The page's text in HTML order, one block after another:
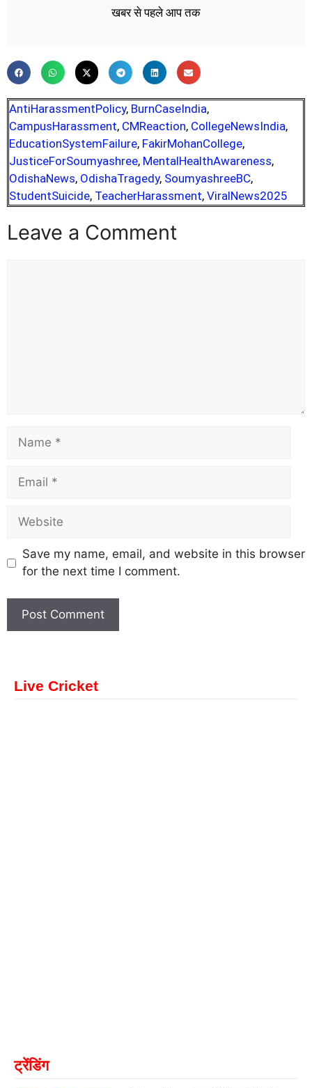
खबर से पहले आप तक
AntiHarassmentPolicy, BurnCaseIndia,
CampusHarassment, CMReaction, CollegeNewsIndia,
EducationSystemFailure, FakirMohanCollege,
JusticeForSoumyashree, MentalHealthAwareness,
OdishaNews, OdishaTragedy, SoumyashreeBC,
StudentSuicide, TeacherHarassment, ViralNews2025
Leave a Comment
Save my name, email, and website in this browser
for the next time I comment.
Live Cricket
ट्रेंडिंग